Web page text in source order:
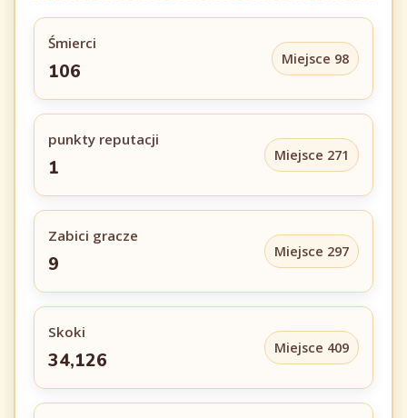
Śmierci
106
Miejsce 98
punkty reputacji
1
Miejsce 271
Zabici gracze
9
Miejsce 297
Skoki
34,126
Miejsce 409